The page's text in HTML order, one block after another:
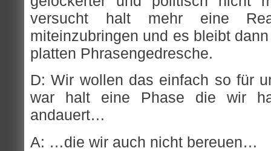
versucht halt mehr eine
miteinzubringen und es bleibt
platten Phrasengedresche.
D: Wir wollen das einfach so für
war halt eine Phase die wir
andauert…
A: …die wir auch nicht bereuen…